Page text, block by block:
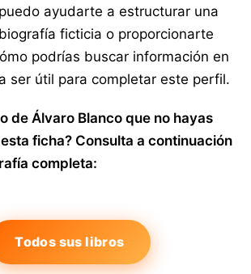
puedo ayudarte a estructurar una
biografía ficticia o proporcionarte
podrías buscar información en
ser útil para completar este perfil.
de Álvaro Blanco que no hayas
ficha? Consulta a continuación
completa:
Todos sus libros